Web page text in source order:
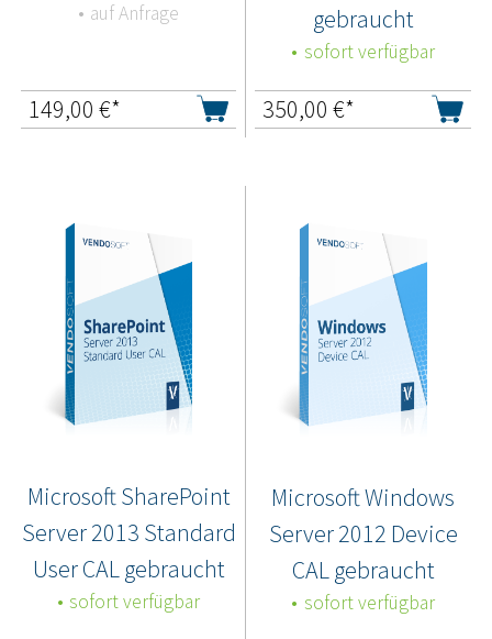
auf Anfrage
149,00 €*
gebraucht
sofort verfügbar
350,00 €*
Microsoft SharePoint
Server 2013 Standard
User CAL gebraucht
sofort verfügbar
Microsoft Windows
Server 2012 Device
CAL gebraucht
sofort verfügbar